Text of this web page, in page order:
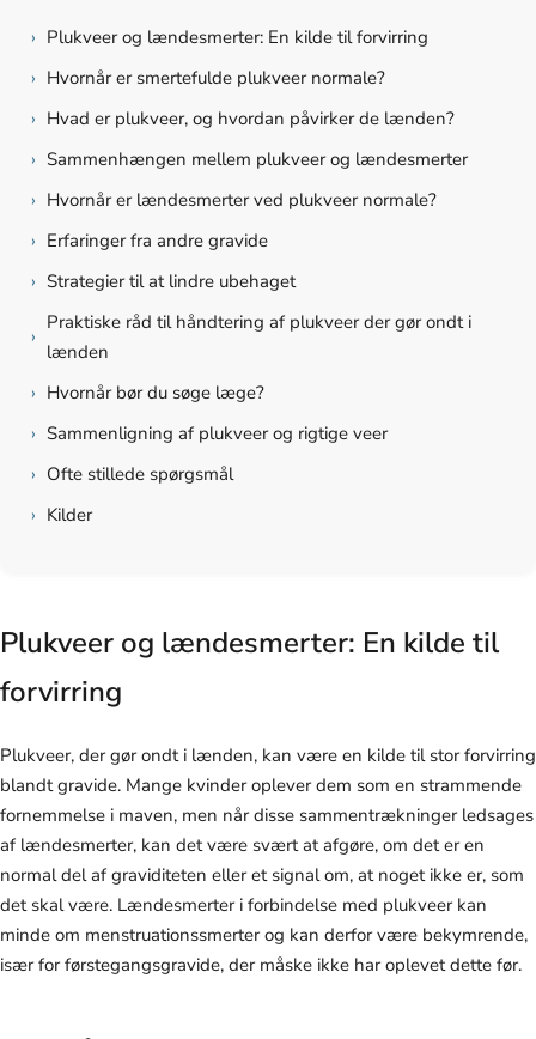
› Plukveer og lændesmerter: En kilde til forvirring
› Hvornår er smertefulde plukveer normale?
› Hvad er plukveer, og hvordan påvirker de lænden?
› Sammenhængen mellem plukveer og lændesmerter
› Hvornår er lændesmerter ved plukveer normale?
› Erfaringer fra andre gravide
› Strategier til at lindre ubehaget
›
Praktiske råd til håndtering af plukveer der gør ondt i
lænden
› Hvornår bør du søge læge?
› Sammenligning af plukveer og rigtige veer
› Ofte stillede spørgsmål
› Kilder
Plukveer og lændesmerter: En kilde til
forvirring
Plukveer, der gør ondt i lænden, kan være en kilde til stor forvirring
blandt gravide. Mange kvinder oplever dem som en strammende
fornemmelse i maven, men når disse sammentrækninger ledsages
af lændesmerter, kan det være svært at afgøre, om det er en
normal del af graviditeten eller et signal om, at noget ikke er, som
det skal være. Lændesmerter i forbindelse med plukveer kan
minde om menstruationssmerter og kan derfor være bekymrende,
især for førstegangsgravide, der måske ikke har oplevet dette før.